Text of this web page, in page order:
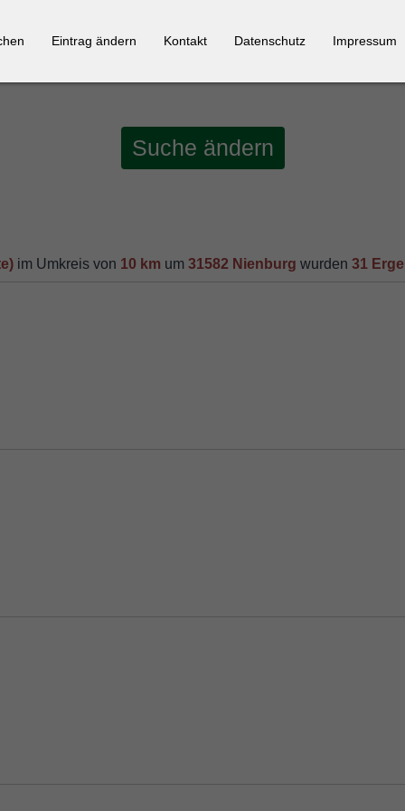
Eintrag ändern Kontakt Datenschutz Impressum
Suche ändern
im Umkreis von 10 km um 31582 Nienburg wurden 31